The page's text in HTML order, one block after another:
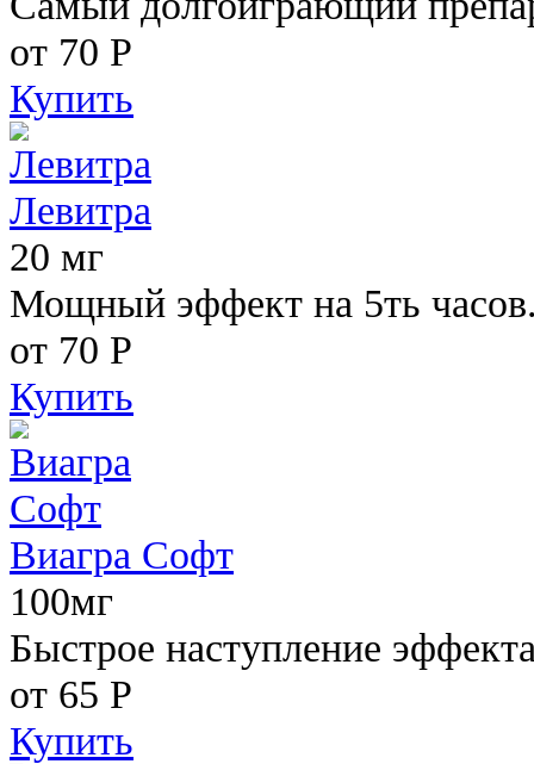
от 70 Р
Купить
Левитра
20 мг
Мощный эффект на 5ть
от 70 Р
Купить
Виагра Софт
100мг
Быстрое наступление
от 65 Р
Купить